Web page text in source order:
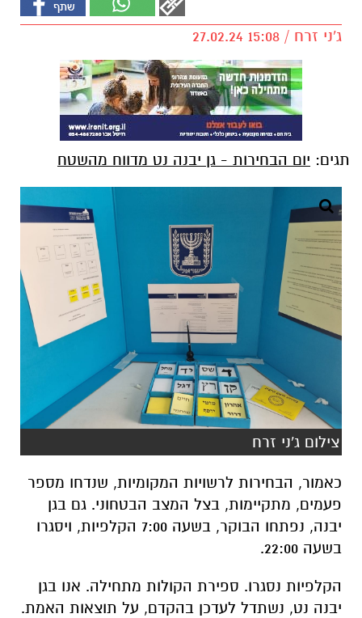
ג'ני זרח / 15:08 27.02.24
תגים: יום הבחירות - גן יבנה נט מדווח מהשטח
צילום ג'ני זרח
כאמור, הבחירות לרשויות המקומיות, שנדחו מספר
פעמים, מתקיימות, בצל המצב הבטחוני. גם בגן
יבנה, נפתחו הבוקר, בשעה 7:00 הקלפיות, ויסגרו
בשעה 22:00.
הקלפיות נסגרו. ספירת הקולות מתחילה. אנו בגן
יבנה נט, נשתדל לעדכן בהקדם, על תוצאות האמת.